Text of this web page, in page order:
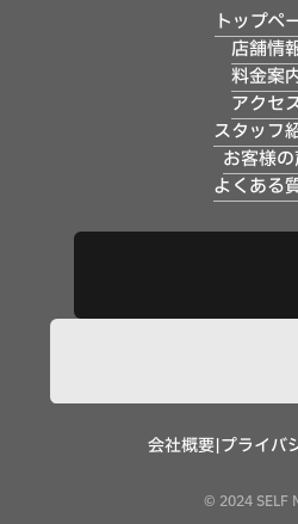
トップペ
店舗情
料金案
アクセ
スタッフ
お客様
よくある
会社概要|プライバ
© 2024 SELF